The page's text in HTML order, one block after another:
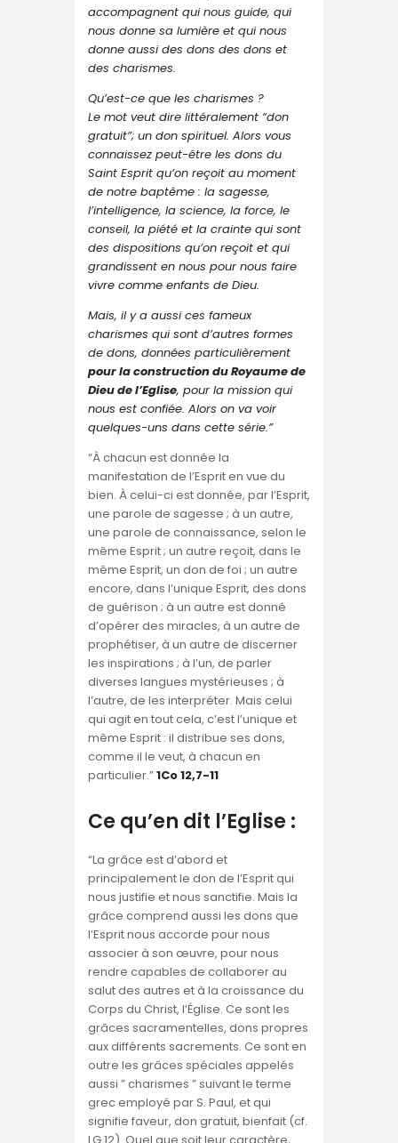
accompagnent qui nous guide, qui
nous donne sa lumière et qui nous
donne aussi des dons des dons et
des charismes.
Qu’est-ce que les charismes ?
Le mot veut dire littéralement “don
gratuit”; un don spirituel. Alors vous
connaissez peut-être les dons du
Saint Esprit qu’on reçoit au moment
de notre baptême : la sagesse,
l’intelligence, la science, la force, le
conseil, la piété et la crainte qui sont
des dispositions qu’on reçoit et qui
grandissent en nous pour nous faire
vivre comme enfants de Dieu.
Mais, il y a aussi ces fameux
charismes qui sont d’autres formes
de dons, données particulièrement
pour la construction du Royaume de
Dieu de l’Eglise, pour la mission qui
nous est confiée. Alors on va voir
quelques-uns dans cette série.”
“À chacun est donnée la
manifestation de l’Esprit en vue du
bien. À celui-ci est donnée, par l’Esprit,
une parole de sagesse ; à un autre,
une parole de connaissance, selon le
même Esprit ; un autre reçoit, dans le
même Esprit, un don de foi ; un autre
encore, dans l’unique Esprit, des dons
de guérison ; à un autre est donné
d’opérer des miracles, à un autre de
prophétiser, à un autre de discerner
les inspirations ; à l’un, de parler
diverses langues mystérieuses ; à
l’autre, de les interpréter. Mais celui
qui agit en tout cela, c’est l’unique et
même Esprit : il distribue ses dons,
comme il le veut, à chacun en
particulier.”1Co 12,7-11
Ce qu’en dit l’Eglise :
“La grâce est d’abord et
principalement le don de l’Esprit qui
nous justifie et nous sanctifie. Mais la
grâce comprend aussi les dons que
l’Esprit nous accorde pour nous
associer à son œuvre, pour nous
rendre capables de collaborer au
salut des autres et à la croissance du
Corps du Christ, l’Église. Ce sont les
grâces sacramentelles, dons propres
aux différents sacrements. Ce sont en
outre les grâces spéciales appelés
aussi ” charismes ” suivant le terme
grec employé par S. Paul, et qui
signifie faveur, don gratuit, bienfait (cf.